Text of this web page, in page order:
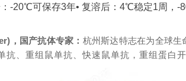
：-20℃可保存3年• 复溶后：4℃稳定1周，-
，国产抗体专家： 杭州斯达特志在为全球
抗、重组鼠单抗、快速鼠单抗，重组蛋白